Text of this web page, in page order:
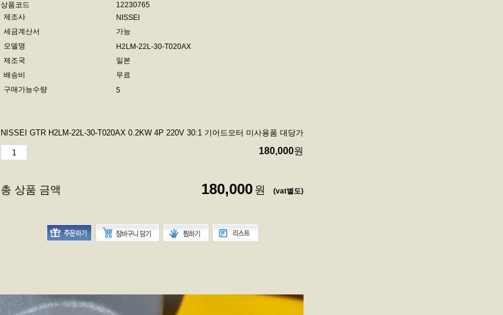
상품코드
12230765
제조사
NISSEI
세금계산서
가능
모델명
H2LM-22L-30-T020AX
제조국
일본
배송비
무료
구매가능수량
5
NISSEI GTR H2LM-22L-30-T020AX 0.2KW 4P 220V 30:1 기어드모터 미사용품 대당가
180,000원
총 상품 금액 180,000 원 (vat별도)